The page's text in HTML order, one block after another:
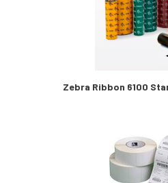
Zebra Ribbon 6100